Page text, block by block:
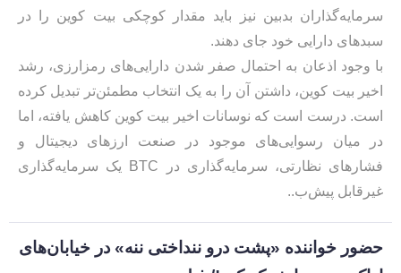
سرمایه‌گذاران بدبین نیز باید مقدار کوچکی بیت کوین را در
سبد‌های دارایی خود جای دهند.
با وجود اذعان به احتمال صفر شدن دارایی‌های رمزارزی، رشد
اخیر بیت کوین، داشتن آن را به یک انتخاب مطمئن‌تر تبدیل کرده
است. درست است که نوسانات اخیر بیت کوین کاهش یافته، اما
در میان رسوایی‌های موجود در صنعت ارزهای دیجیتال و
فشارهای نظارتی، سرمایه‌گذاری در BTC یک سرمایه‌گذاری
غیرقابل پیش‌ب..
حضور خواننده «پشت درو ننداختی ننه» در خیابان‌های